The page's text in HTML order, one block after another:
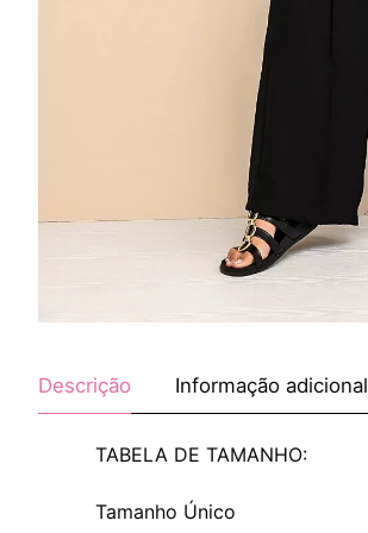
Descrição Informação adicional
TABELA DE TAMANHO:
Tamanho Único